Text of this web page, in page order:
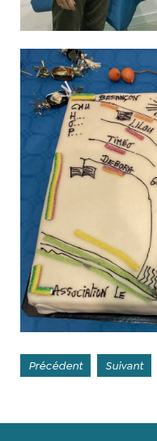
Précédent Suivant